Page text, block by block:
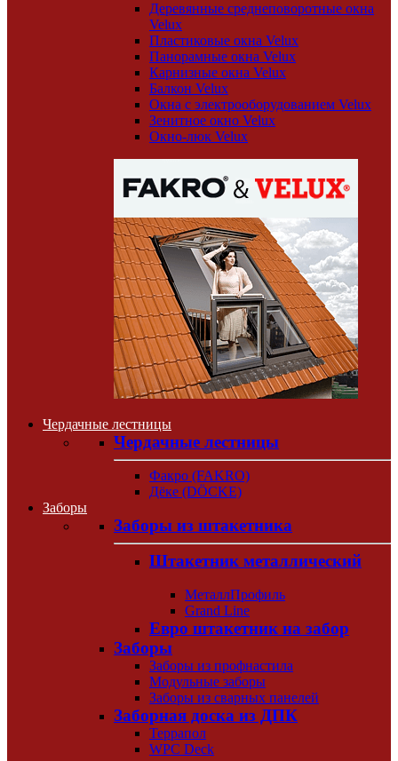
Деревянные среднеповоротные окна
Velux
Пластиковые окна Velux
Панорамные окна Velux
Карнизные окна Velux
Балкон Velux
Окна с электрооборудованием Velux
Зенитное окно Velux
Окно-люк Velux
Чердачные лестницы
Чердачные лестницы
Факро (FAKRO)
Дёке (DÖCKE)
Заборы
Заборы из штакетника
Штакетник металлический
МеталлПрофиль
Grand Line
Евро штакетник на забор
Заборы
Заборы из профнастила
Модульные заборы
Заборы из сварных панелей
Заборная доска из ДПК
Террапол
WPC Deck